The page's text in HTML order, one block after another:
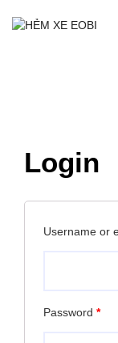
Login
Username or
Password *